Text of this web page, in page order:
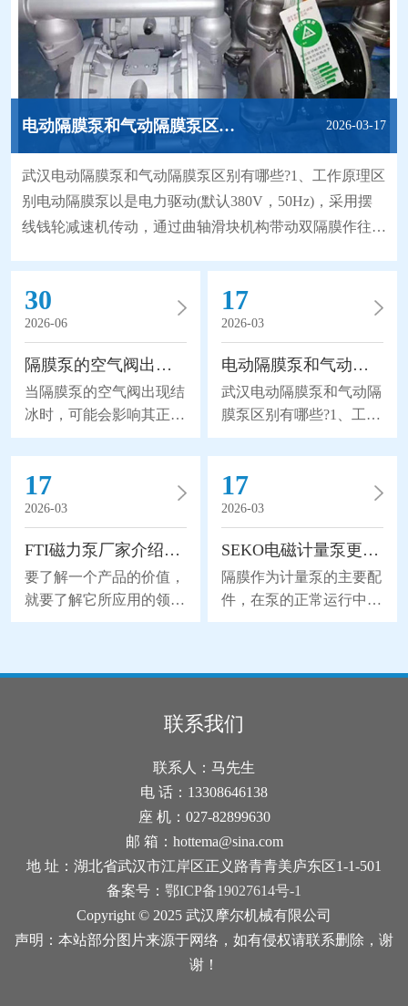
电动隔膜泵和气动隔膜泵区别有哪些? 2026-03-17
武汉电动隔膜泵和气动隔膜泵区别有哪些?1、工作原理区
别电动隔膜泵以是电力驱动(默认380V，50Hz)，采用摆
线钱轮减速机传动，通过曲轴滑块机构带动双隔膜作往复
展，大大地延长隔膜的使用寿命，因此被越来越广泛地替
代部分离心泵、螺杆泵来应用于石化、陶瓷、冶金等行
业。气动隔膜泵是以压缩空气为动力(压缩空气
30
2026-06
隔膜泵的空气阀出现结冰怎么办？
当隔膜泵的空气阀出现结
冰时，可能会影响其正常
运行，给我们带来不可挽
回的损失。所以隔膜泵的
空气阀出现结冰怎么办
呢？1、加热阀体：如果
空气阀结冰，可以尝试使
用加热器或加热带等加热
装置加热阀体。将适量的
热量传导到阀体上，可以
使结冰的冰块融化，并恢
坏导致的。检查空气阀的
密封件，并确保其完好无
损，建议及时换上新的密
17
2026-03
电动隔膜泵和气动隔膜泵区别有哪些?
武汉电动隔膜泵和气动隔
膜泵区别有哪些?1、工作
原理区别电动隔膜泵以是
电力驱动(默认380V，
50Hz)，采用摆线钱轮减
速机传动，通过曲轴滑块
机构带动双隔膜作往复无
能无力，使工作腔容积发
生交替变化从而达到将液
体不断地吸入和排出。同
时，由于隔膜材质取得了
离心泵、螺杆泵来应用于
石化、陶瓷、冶金等行
空气为动力(压缩空气
17
2026-03
FTI磁力泵厂家介绍磁力泵的应用领域
要了解一个产品的价值，
就要了解它所应用的领
域。下面FTI磁力泵厂家
分支，磁力泵是一种将永
磁联轴的工作原理应用于
离心泵的新产品。磁力泵
主要应用于电脑水冷系
泉，工艺品，咖啡机，饮
水机，无土栽培，洗牙
器，热水器加压，热水循
环，游泳池水循环过滤，
洗脚冲浪按摩盆，冲浪按
摩浴缸，汽车冷却循环系
17
2026-03
SEKO电磁计量泵更换隔膜的流程分析
隔膜作为计量泵的主要配
件，在泵的正常运行中起
到了关键性的作用，也因
护时，更换隔膜是使用电
磁计量泵的较佳方式。下
面我们来分析一下SEKO
位在计量泵的后面。2、
计量泵头松动后，拆卸计
量泵头前，将行程总长度
调节到0%的部位。电磁
轴能够保证有足够的压力
联系我们
联系人：马先生
电 话：13308646138
座 机：027-82899630
邮 箱：hottema@sina.com
地 址：湖北省武汉市江岸区正义路青青美庐东区1-1-501
备案号： 鄂ICP备19027614号-1
Copyright © 2025 武汉摩尔机械有限公司
声明：本站部分图片来源于网络，如有侵权请联系删除，谢
谢！